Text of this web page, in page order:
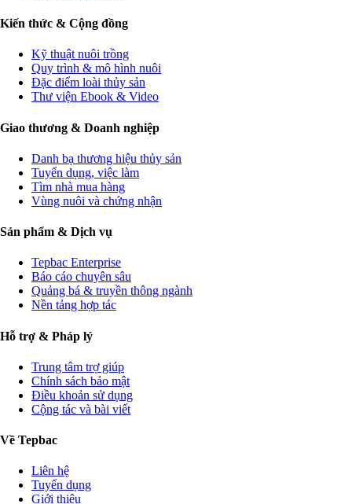
Kiến thức & Cộng đồng
Kỹ thuật nuôi trồng
Quy trình & mô hình nuôi
Đặc điểm loài thủy sản
Thư viện Ebook & Video
Giao thương & Doanh nghiệp
Danh bạ thương hiệu thủy sản
Tuyển dụng, việc làm
Tìm nhà mua hàng
Vùng nuôi và chứng nhận
Sản phẩm & Dịch vụ
Tepbac Enterprise
Báo cáo chuyên sâu
Quảng bá & truyền thông ngành
Nền tảng hợp tác
Hỗ trợ & Pháp lý
Trung tâm trợ giúp
Chính sách bảo mật
Điều khoản sử dụng
Cộng tác và bài viết
Về Tepbac
Liên hệ
Tuyển dụng
Giới thiệu